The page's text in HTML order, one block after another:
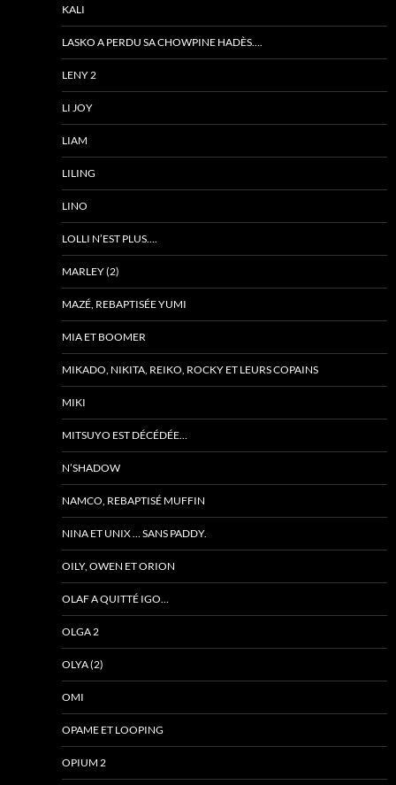
KALI
LASKO A PERDU SA CHOWPINE HADÈS….
LENY 2
LI JOY
LIAM
LILING
LINO
LOLLI N’EST PLUS….
MARLEY (2)
MAZÉ, REBAPTISÉE YUMI
MIA ET BOOMER
MIKADO, NIKITA, REIKO, ROCKY ET LEURS COPAINS
MIKI
MITSUYO EST DÉCÉDÉE…
N’SHADOW
NAMCO, REBAPTISÉ MUFFIN
NINA ET UNIX … SANS PADDY.
OILY, OWEN ET ORION
OLAF A QUITTÉ IGO…
OLGA 2
OLYA (2)
OMI
OPAME ET LOOPING
OPIUM 2